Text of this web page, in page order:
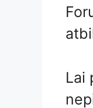
Lai